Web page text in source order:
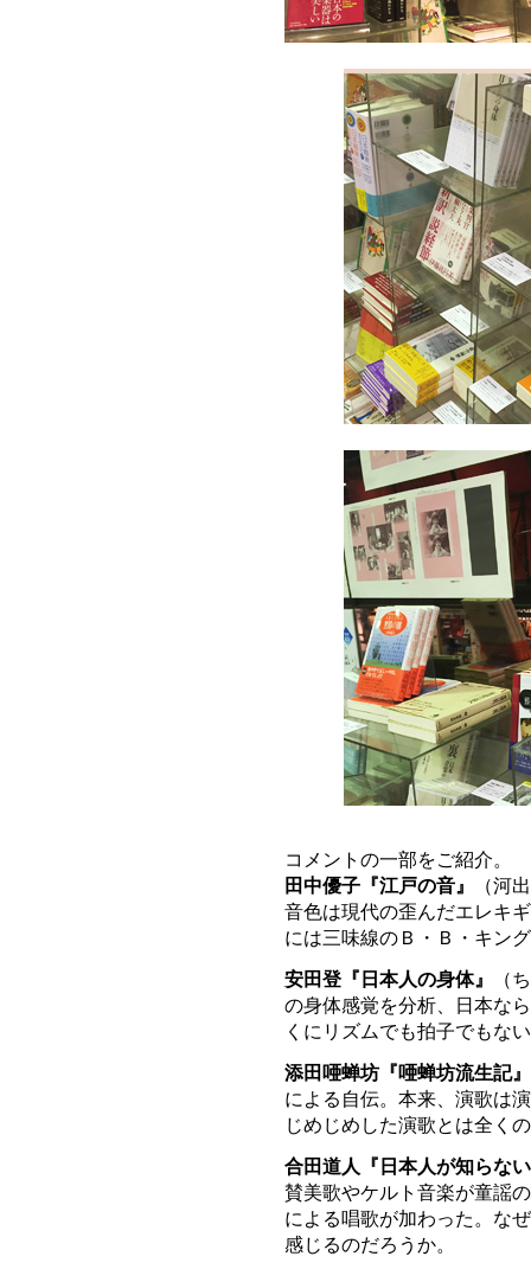
コメントの一部をご紹介。
田中優子『江戸の音』
（河
音色は現代の歪んだエレキ
には三味線のＢ・Ｂ・キン
安田登『日本人の身体』
（
の身体感覚を分析、日本な
くにリズムでも拍子でもな
添田唖蝉坊『唖蝉坊流生記』
による自伝。本来、演歌は
じめじめした演歌とは全く
合田道人『日本人が知らな
賛美歌やケルト音楽が童謡
による唱歌が加わった。な
感じるのだろうか。